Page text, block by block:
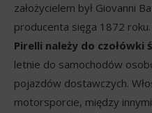
założycielem był Giovanni
producenta sięga 1872
Pirelli należy do czołówki
letnie do samochodów
pojazdów dostawczych.
motorsporcie, między